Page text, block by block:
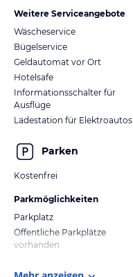
Weitere Serviceangebote
Wäscheservice
Bügelservice
Geldautomat vor Ort
Hotelsafe
Informationsschalter für
Ausflüge
Ladestation für Elektroautos
Parken
Kostenfrei
Parkmöglichkeiten
Parkplatz
Öffentliche Parkplätze
vorhanden